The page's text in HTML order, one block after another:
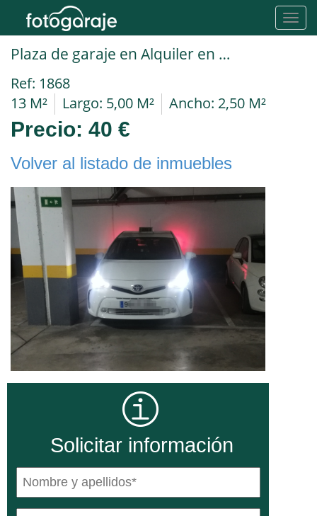
Plaza de garaje en Alquiler en Torrejon De Ardoz en BARRIO DEL SOTO DEL HENARES Paseo Democracia
Ref: 1868
13 M²
Largo: 5,00 M² Ancho: 2,50 M²
Precio: 40 €
Volver al listado de inmuebles
Solicitar información